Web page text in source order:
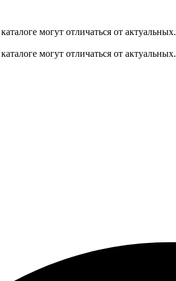
могут отличаться от актуальных.
могут отличаться от актуальных.